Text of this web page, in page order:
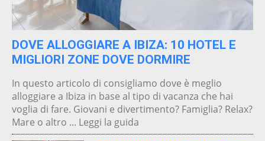
DOVE ALLOGGIARE A IBIZA: 10 HOTEL E
MIGLIORI ZONE DOVE DORMIRE
In questo articolo di consigliamo dove è meglio
alloggiare a Ibiza in base al tipo di vacanza che hai
voglia di fare. Giovani e divertimento? Famiglia? Relax?
Mare o altro ... Leggi la guida